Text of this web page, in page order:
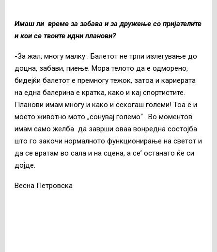
Имаш ли време за забава и за дружење со пријателите
и кои се твоите идни планови?
-За жал, многу малку . Балетот не трпи излегување до
доцна, забави, пиење. Мора телото да е одморено,
бидејќи балетот е премногу тежок, затоа и кариерата
на една балерина е кратка, како и кај спортистите.
Планови имам многу и како и секогаш големи! Тоа е и
моето животно мото „сонувај големо“ . Во моментов
имам само желба да заврши оваа вонредна состојба
што го закочи нормалното функционирање на светот и
да се вратам во сала и на сцена, а се’ останато ќе си
дојде.
Весна Петровска